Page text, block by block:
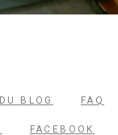
BLOG FAQ
FACEBOOK